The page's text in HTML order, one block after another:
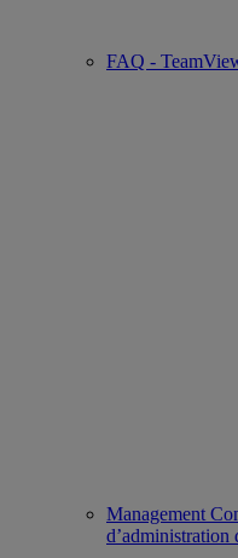
FAQ -
Management
d’administration